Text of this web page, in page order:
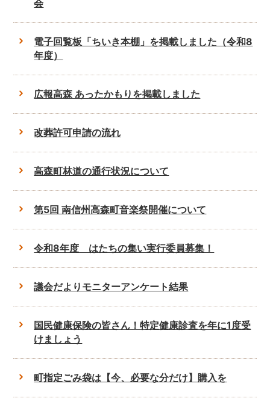
会
電子回覧板「ちいき本棚」を掲載しました（令和8
年度）
広報高森 あったかもりを掲載しました
改葬許可申請の流れ
高森町林道の通行状況について
第5回 南信州高森町音楽祭開催について
令和8年度 はたちの集い実行委員募集！
議会だよりモニターアンケート結果
国民健康保険の皆さん！特定健康診査を年に1度受
けましょう
町指定ごみ袋は【今、必要な分だけ】購入を